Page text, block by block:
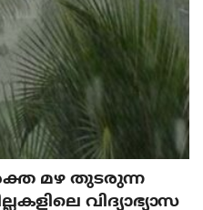
മഴ തുടരുന്ന
വിദ്യാഭ്യാസ